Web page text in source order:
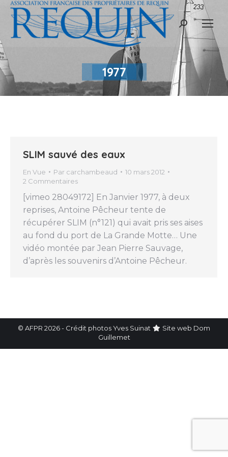
Recherche
1977
SLIM sauvé des eaux
En Vue Par carchambeaud
10 mars 2012
2 Commentaires
[vimeo 28049172] En Janvier 1977, à deux
reprises, Antoine Pêcheur tente de
récupérer SLIM (n°121) qui avait pris ses aises
au fond du port de La Grande Motte… Une
vidéo montée par Jean Pierre Sauvage,
d’après les souvenirs d’Antoine Pêcheur.
© AFPR 2026 - Crédit photos Yves Suinat Site web Dom
Guillemet